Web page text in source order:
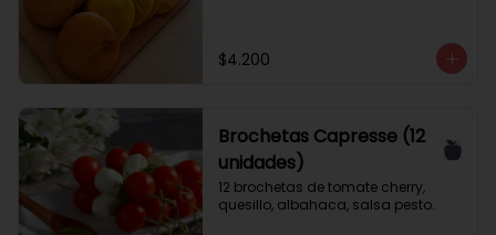
$4.200
Brochetas Capresse (12
unidades)
12 brochetas de tomate cherry,
quesillo, albahaca, salsa pesto.